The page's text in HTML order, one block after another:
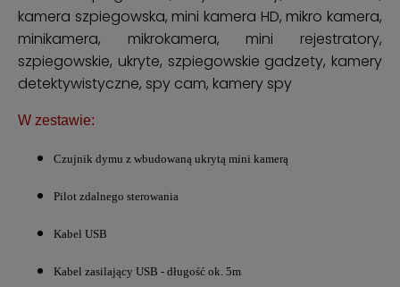
W zestawie:
Czujnik dymu z wbudowaną ukrytą mini kamerą
Pilot zdalnego sterowania
Kabel USB
Kabel zasilający USB - długość ok. 5m